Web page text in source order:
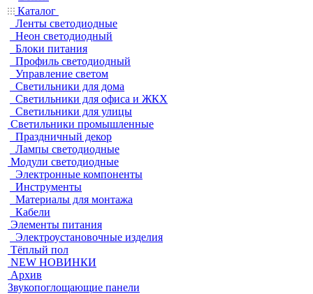
Каталог
Ленты светодиодные
Неон светодиодный
Блоки питания
Профиль светодиодный
Управление светом
Светильники для дома
Светильники для офиса и ЖКХ
Светильники для улицы
Светильники промышленные
Праздничный декор
Лампы светодиодные
Модули светодиодные
Электронные компоненты
Инструменты
Материалы для монтажа
Кабели
Элементы питания
Электроустановочные изделия
Тёплый пол
NEW НОВИНКИ
Архив
Звукопоглощающие панели